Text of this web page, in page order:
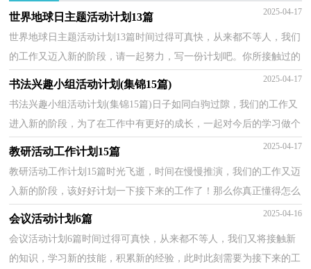
世界地球日主题活动计划13篇 2025-04-17
世界地球日主题活动计划13篇时间过得可真快，从来都不等人，我们
的工作又迈入新的阶段，请一起努力，写一份计划吧。你所接触过的
计划都是什么样子的呢？下面是小编精心整理的世界地球...
书法兴趣小组活动计划(集锦15篇) 2025-04-17
书法兴趣小组活动计划(集锦15篇)日子如同白驹过隙，我们的工作又
进入新的阶段，为了在工作中有更好的成长，一起对今后的学习做个
计划吧。好的计划是什么样的呢？下面是小编整理的书...
教研活动工作计划15篇 2025-04-17
教研活动工作计划15篇时光飞逝，时间在慢慢推演，我们的工作又迈
入新的阶段，该好好计划一下接下来的工作了！那么你真正懂得怎么
写好计划吗？以下是小编精心整理的教研活动工作计划，欢...
会议活动计划6篇 2025-04-16
会议活动计划6篇时间过得可真快，从来都不等人，我们又将接触新
的知识，学习新的技能，积累新的经验，此时此刻需要为接下来的工